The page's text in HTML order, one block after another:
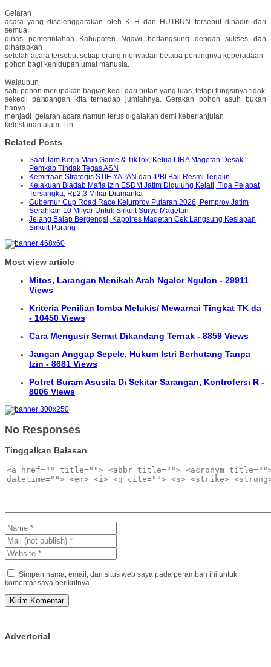
Gelaran
acara yang diselenggarakan oleh KLH dan HUTBUN tersebut dihadiri dari
semua
dinas pemerintahan Kabupaten Ngawi berlangsung dengan sukses dan
diharapkan
setelah acara tersebut setiap orang menyadari betapa pentingnya keberadaan
pohon bagi kehidupan umat manusia.
Walaupun
satu pohon merupakan bagian kecil dari hutan yang luas, tetapi fungsinya tidak
sekecil pandangan kita terhadap jumlahnya. Gerakan pohon asuh bukan
hanya
menjadi gelaran acara namun terus digalakan demi keberlanjutan
kelestarian alam. Lin
Related Posts
Saat Jam Kerja Main Game & TikTok, Ketua LIRA Magetan Desak
Pemkab Tindak Tegas ASN
Kemitraan Strategis STIE YAPAN dan IPBI Bali Resmi Terjalin
Kelakuan Biadab Mafia Izin ESDM Jatim Digulung Kejati, Tiga Pejabat
Tersangka, Rp2,3 Miliar Diamanka
Gubernur Cup Road Race Kejurprov Putaran 2026, Pemprov Jatim
Serahkan 10 Milyar Untuk Sirkuit Suryo Magetan
Jelang Balap Bergengsi, Kapolres Magetan Cek Langsung Kesiapan
Sirkuit Parang
Most view article
Mitos, Larangan Menikah Arah Ngalor Ngulon - 29911
Views
Kriteria Penilian lomba Melukis/ Mewarnai Tingkat TK da
- 10450 Views
Cara Mengusir Semut Dikandang Ternak - 8859 Views
Jangan Anggap Sepele, Hukum Istri Berhutang Tanpa
Izin - 8681 Views
Potret Buram Asusila Di Sekitar Sarangan, Kontrofersi R -
8006 Views
No Responses
Tinggalkan Balasan
Simpan nama, email, dan situs web saya pada peramban ini untuk
komentar saya berikutnya.
Advertorial